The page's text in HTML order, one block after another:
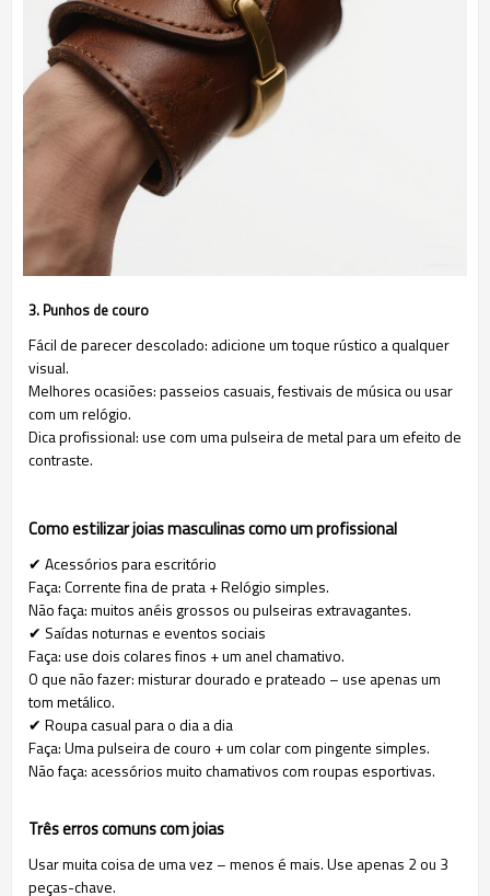
3. Punhos de couro
Fácil de parecer descolado: adicione um toque rústico a qualquer
visual.
Melhores ocasiões: passeios casuais, festivais de música ou usar
com um relógio.
Dica profissional: use com uma pulseira de metal para um efeito de
contraste.
Como estilizar joias masculinas como um profissional
✔ Acessórios para escritório
Faça: Corrente fina de prata + Relógio simples.
Não faça: muitos anéis grossos ou pulseiras extravagantes.
✔ Saídas noturnas e eventos sociais
Faça: use dois colares finos + um anel chamativo.
O que não fazer: misturar dourado e prateado – use apenas um
tom metálico.
✔ Roupa casual para o dia a dia
Faça: Uma pulseira de couro + um colar com pingente simples.
Não faça: acessórios muito chamativos com roupas esportivas.
Três erros comuns com joias
Usar muita coisa de uma vez – menos é mais. Use apenas 2 ou 3
peças-chave.